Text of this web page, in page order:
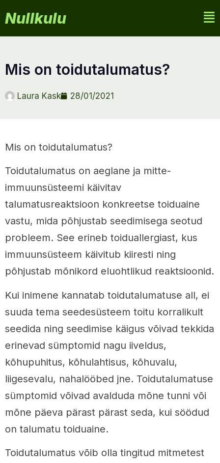
Nullkulu
mis on toidutalumatus?
Laura Kask 28/01/2021
Mis on toidutalumatus?
Toidutalumatus on aeglane ja mitte-
immuunsüsteemi käivitav
talumatusreaktsioon konkreetse toiduaine
vastu, mida põhjustab seedimisega seotud
probleem. See erineb toiduallergiast, kus
immuunsüsteem käivitub kiiresti ning
põhjustab mõnikord eluohtlikud reaktsioonid.
Kui inimene kannatab toidutalumatuse all, ei
suuda tema seedesüsteem toitu korralikult
seedida ning seedimise käigus võivad tekkida
erinevad sümptomid nagu iiveldus,
kõhupuhitus, kõhulahtisus, kõhuvalu,
liigesevalu, nahalööbed jne. Toidutalumatuse
sümptomid võivad avalduda mõne tunni või
mõne päeva pärast pärast seda, kui söödud
on talumatu toiduaine.
Toidutalumatus võib olla tingitud mitmetest